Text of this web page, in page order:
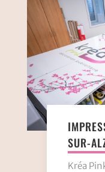
SUR-
Kréa